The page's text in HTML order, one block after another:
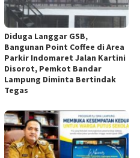
Diduga Langgar GSB,
Bangunan Point Coffee di Area
Parkir Indomaret Jalan Kartini
Disorot, Pemkot Bandar
Lampung Diminta Bertindak
Tegas